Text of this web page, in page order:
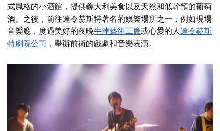
式風格的小酒館，提供義大利美食以及天然和低幹預的葡萄
酒。之後，前往達令赫斯特著名的娛樂場所之一，例如現場
音樂廳，度過美好的夜晚牛津藝術工廠或心愛的人達令赫斯
特劇院公司 ，舉辦前衛的戲劇和音樂表演。